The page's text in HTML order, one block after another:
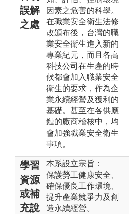
誤解
之處
因素之危害的科學。
在職業安全衛生法修
改頒布後，台灣的職
業安全衛生進入新的
專業紀元，而且各高
科技公司在生產的時
候都會加入職業安全
衛生的要求，作為企
業永續經營及獲利的
基礎。甚至在各供應
鏈的廠商稽核中，均
會加強職業安全衛生
事項。
學習
資源
或補
充說
本系設立宗旨：
保護勞工健康安全、
確保優良工作環境、
提升產業競爭力及創
造永續經營。